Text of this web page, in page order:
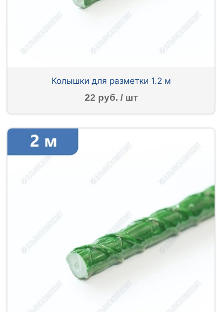
Колышки для разметки 1.2 м
22 руб. / шт